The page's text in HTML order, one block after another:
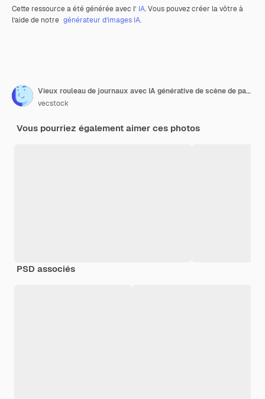
Cette ressource a été générée avec l’ IA. Vous pouvez créer la vôtre à
l’aide de notre générateur d’images IA.
Vieux rouleau de journaux avec IA générative de scène de paysage
vecstock
Vous pourriez également aimer ces photos
PSD associés